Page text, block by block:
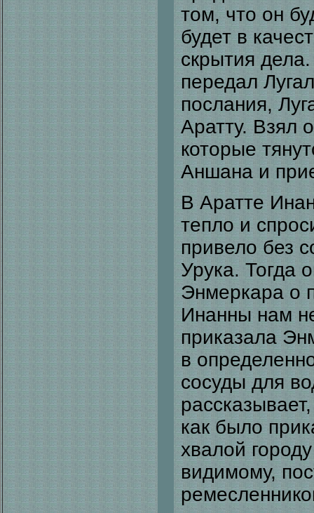
том, что он
будет в
скрытия
передал
послания,
Аратту. Взял
которые
Аншана и
В Аратте
тепло и
привело без
Урука. Тогда
Энмеркара о
Инанны нам
приказала
в
сосуды для
как было
хвалой
видимому,